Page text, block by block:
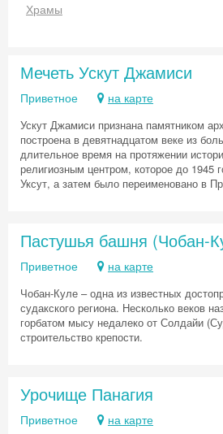
Храмы
Мечеть Ускут Джамиси
Приветное на карте
Ускут Джамиси признана памятником
построена в девятнадцатом веке из
длительное время на протяжении
религиозным центром, которое до 1945
Уксут, а затем было переименовано в
Пастушья башня (Чобан-
Приветное на карте
Чобан-Куле – одна из известных
судакского региона. Несколько веков
горбатом мысу недалеко от Солдайи
строительство крепости.
Урочище Панагия
Приветное на карте